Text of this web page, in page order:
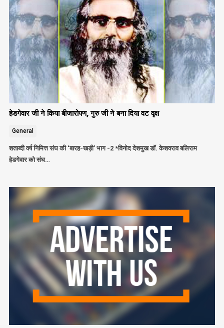
हेडगेवार जी ने किया बीजारोपण, गुरु जी ने बना दिया वट वृक्ष
General
शताब्दी वर्ष निमित्त संघ की ‘बारह-खड़ी’ भाग -2 *विनोद देशमुख डॉ. केशवराव बलिराम
हेडगेवार को संघ…